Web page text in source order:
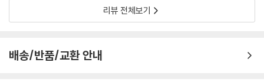
리뷰 전체보기
배송/반품/교환 안내